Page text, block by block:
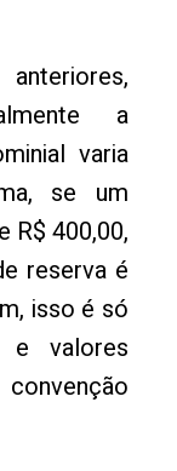
a
varia
se um
R$ 400,00,
reserva é
isso é só
e valores